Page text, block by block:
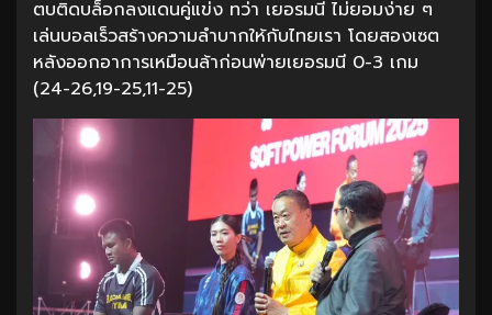
ตบติดบล็อกลงแดนคู่แข่ง ทว่า เยอรมนี ไม่ยอมง่าย ๆ
เล่นบอลเร็วสร้างความลำบากให้กับไทยเรา โดยสองเซต
หลังออกอาการเหมือนล้าก่อนพ่ายเยอรมนี 0-3 เกม
(24-26,19-25,11-25)